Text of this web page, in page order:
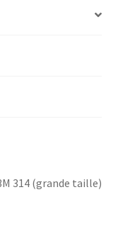
314 (grande taille)